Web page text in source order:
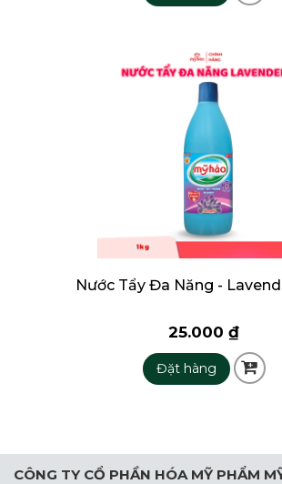
Nước Tẩy Đa Năng -
25.000 ₫
Đặt hàng
CÔNG TY CỔ PHẦN HÓA MỸ PHẨM